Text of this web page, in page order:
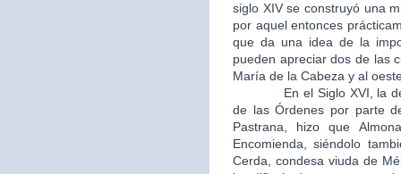
siglo XIV se construyó una
por aquel entonces
que da una idea de la
pueden apreciar dos de las
María de la Cabeza y al
En el Siglo XVI, la
de las Órdenes por parte
Pastrana, hizo que
Encomienda, siéndolo
Cerda, condesa viuda de